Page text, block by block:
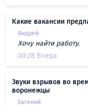
Какие вакансии
Андрей
Хочу найти работу.
00:28 Вчера
Звуки взрывов во
воронежцы
Евгений